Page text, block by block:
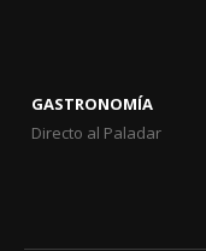
GASTRONOMÍA
Directo al Paladar